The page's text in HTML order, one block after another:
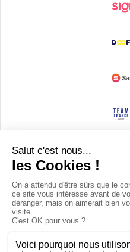
Devenir
© Copyright 2008 / 2026,